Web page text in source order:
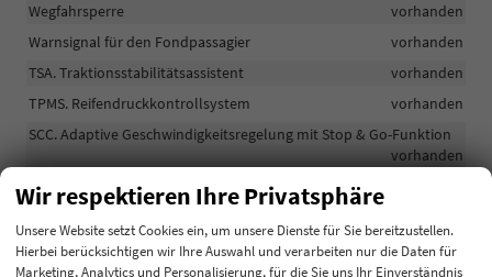
Wegfahrsperre
vorhanden
Warnsignal für den Fondpassagier
vorhanden
TSA. Traktionsstabilitätsassistent
vorhanden
TPMS. Reifendruckkontrollsystem
vorhanden
SCC. Adaptive Geschwindigkeitsregelung mit Stop & Go-Funktion
vorhanden
Servolenkung
RCTA. Rear Cross Traffic Control
vorhanden
Wir respektieren Ihre Privatsphäre
Unsere Website setzt Cookies ein, um unsere Dienste für Sie bereitzustellen.
Hierbei berücksichtigen wir Ihre Auswahl und verarbeiten nur die Daten für
Marketing, Analytics und Personalisierung, für die Sie uns Ihr Einverständnis